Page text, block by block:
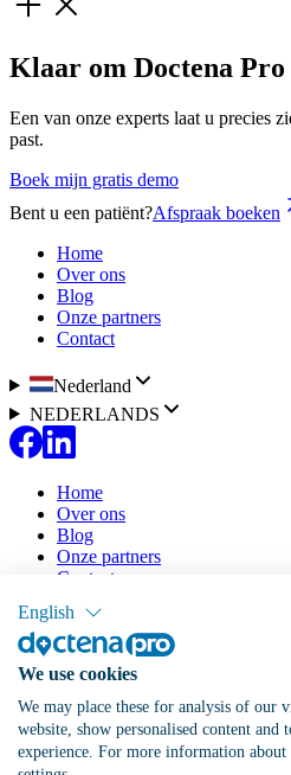
English
We use cookies
We may place these for analysis of our
website, show personalised content and
experience. For more information about
Klaar om Doctena Pro
Een van onze experts laat u precies
past.
Boek mijn gratis demo
Bent u een patiënt?Afspraak boeken
Home
Over ons
Blog
Onze partners
Contact
Nederland
NEDERLANDS
Home
Over ons
Blog
Onze partners
Contact
Onze oplossing
Tarieven
Doctena Virtual Assistant
Patiëntenportaal
Online agenda
Mijn praktijk aanmelden Inloggen